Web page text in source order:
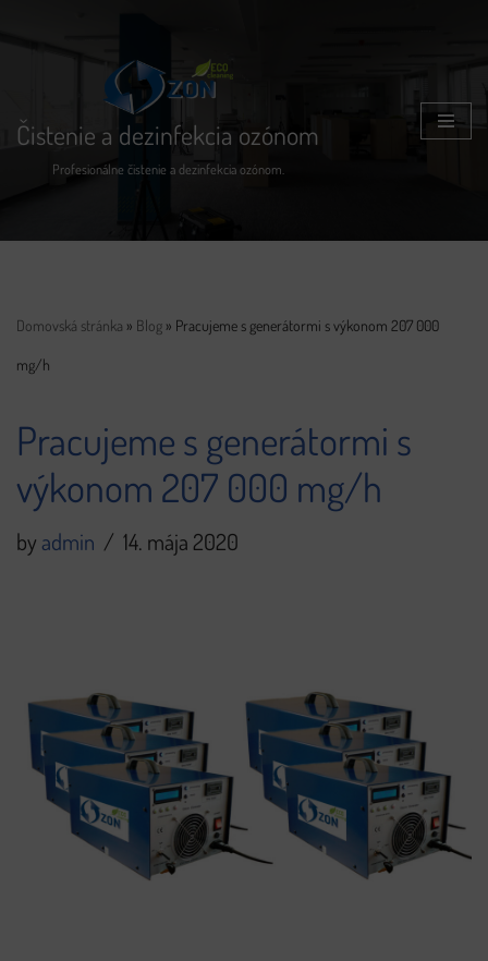
obsah
Čistenie a dezinfekcia ozónom
Profesionálne čistenie a dezinfekcia ozónom.
Domovská stránka » Blog » Pracujeme s generátormi s výkonom 207 000
mg/h
Pracujeme s generátormi s
výkonom 207 000 mg/h
by admin 14. mája 2020